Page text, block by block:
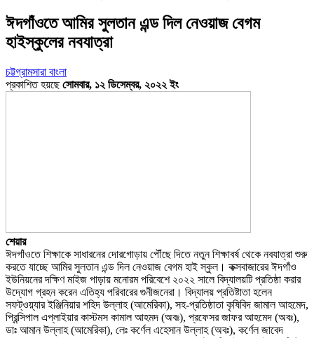
ঈদগাঁওতে আমির সুলতান এন্ড দিল নেওয়াজ বেগম
হাইস্কুলের নবযাত্রা
চট্টগ্রামসারা বাংলা
প্রকাশিত হয়ছেসোমবার, ১২ ডিসেম্বর, ২০২২ ইং
শেয়ার
ঈদগাঁওতে শিক্ষাকে সাধারনের দোরগোড়ায় পৌঁছে দিতে নতুন শিক্ষাবর্ষ থেকে নবযাত্রা শুরু
করতে যাচ্ছে আমির সুলতান এন্ড দিল নেওয়াজ বেগম হাই স্কুল। কক্সবাজারের ঈদগাঁও
ইউনিয়নের দক্ষিণ মাইজ পাড়ায় মনোরম পরিবেশে ২০২২ সালে বিদ্যালয়টি প্রতিষ্ঠা করার
উদ্যোগ গ্রহন করেন এতিহ্য পরিবারের গুনীজনেরা। বিদ্যালয় প্রতিষ্টাতা হলেন
সফট্ওয়্যার ইঞ্জিনিয়ার শহিদ উল্লাহ (আমেরিকা), সহ-প্রতিষ্ঠাতা কৃষিবিদ জামাল আহমেদ,
প্রিন্সিপাল এপ্লাইয়ার কাস্টমস কামাল আহমদ (অবঃ), প্রফেসর জাফর আহমেদ (অবঃ),
ডাঃ আমান উল্লাহ (আমেরিকা), লেঃ কর্ণেল এহেসান উল্লাহ (অবঃ), কর্ণেল জাবেদ